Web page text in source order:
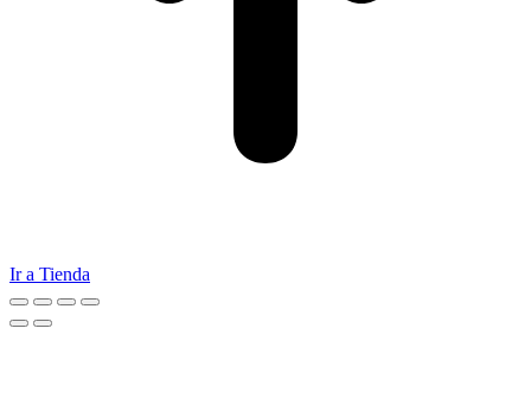
Ir a Tienda